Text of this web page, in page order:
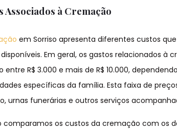
Associados à Cremação
em Sorriso apresenta diferentes custos
Em geral, os gastos relacionados
entre R$ 3.000 e mais de R$ 10.000,
específicas da família. Esta faixa de
urnas funerárias e outros serviços
comparamos os custos da cremação com os